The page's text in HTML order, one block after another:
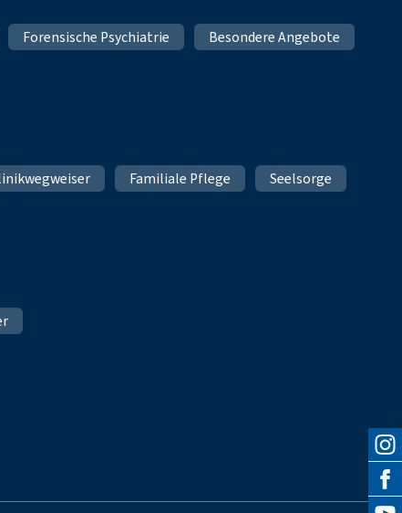
Forensische Psychiatrie
Besondere Angebote
Familiale Pflege
Seelsorge